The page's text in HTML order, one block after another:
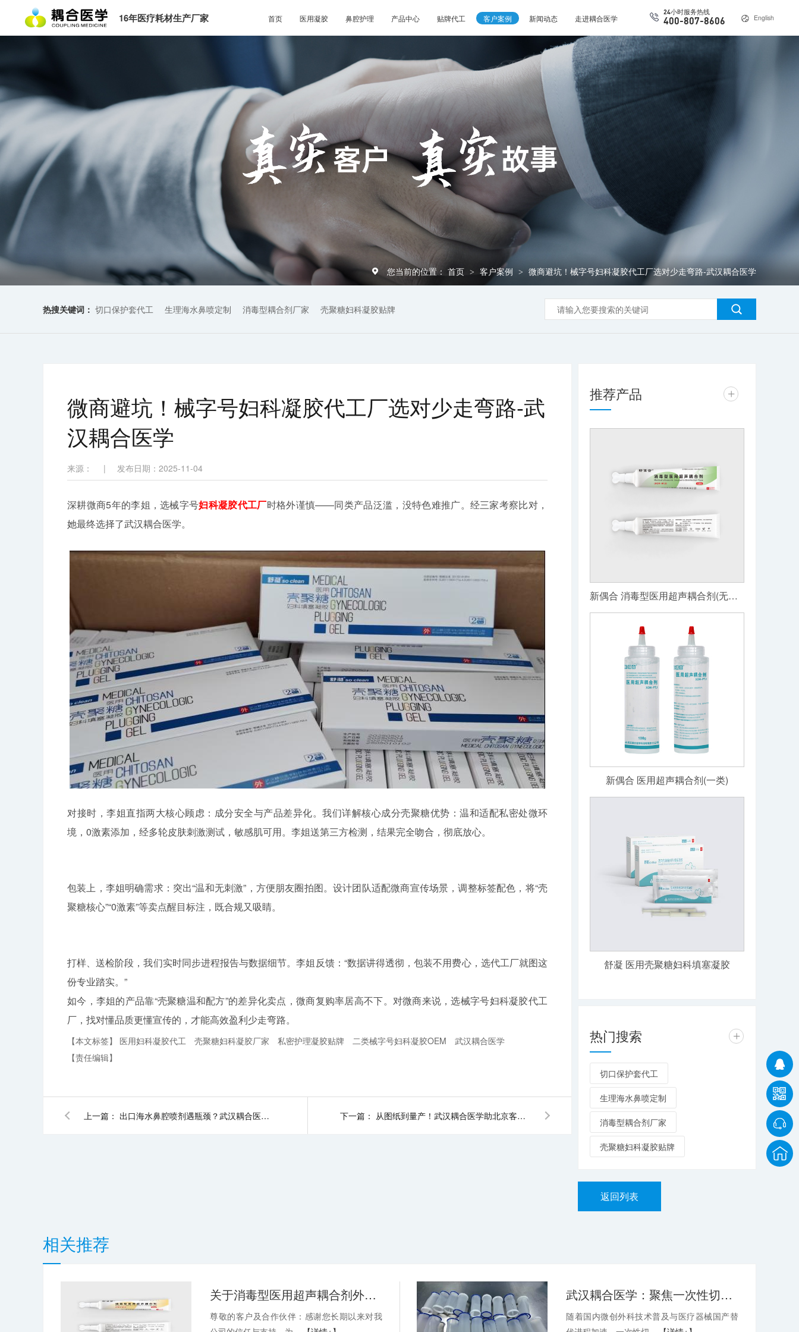
16年医疗耗材生产厂家 English
24小时服务热线
400-807-8606
首页 医用凝胶 鼻腔护理 产品中心 贴牌代工 客户案例 新闻动态 走进耦合医学
您当前的位置： 首页 > 客户案例 > 微商避坑！械字号妇科凝胶代工厂选对少走弯路-武汉耦合医学
热搜关键词： 切口保护套代工 生理海水鼻喷定制 消毒型耦合剂厂家 壳聚糖妇科凝胶贴牌
微商避坑！械字号妇科凝胶代工厂选对少走弯路-武
汉耦合医学
来源： | 发布日期：2025-11-04
深耕微商5年的李姐，选械字号妇科凝胶代工厂时格外谨慎——同类产品泛滥，没特色难推广。经三家考察比对，
她最终选择了武汉耦合医学。
对接时，李姐直指两大核心顾虑：成分安全与产品差异化。我们详解核心成分壳聚糖优势：温和适配私密处微环
境，0激素添加，经多轮皮肤刺激测试，敏感肌可用。李姐送第三方检测，结果完全吻合，彻底放心。
包装上，李姐明确需求：突出“温和无刺激”，方便朋友圈拍图。设计团队适配微商宣传场景，调整标签配色，将“壳
聚糖核心”“0激素”等卖点醒目标注，既合规又吸睛。
打样、送检阶段，我们实时同步进程报告与数据细节。李姐反馈：“数据讲得透彻，包装不用费心，选代工厂就图这
份专业踏实。”
如今，李姐的产品靠“壳聚糖温和配方”的差异化卖点，微商复购率居高不下。对微商来说，选械字号妇科凝胶代工
厂，找对懂品质更懂宣传的，才能高效盈利少走弯路。
【本文标签】 医用妇科凝胶代工 壳聚糖妇科凝胶厂家 私密护理凝胶贴牌 二类械字号妇科凝胶OEM
武汉耦合医学
【责任编辑】
上一篇： 出口海水鼻腔喷剂遇瓶颈？武汉耦合医学破解有方 下一篇： 从图纸到量产！武汉耦合医学助北京客户实现切口牵开固定器降本增效
推荐产品 +
新偶合 消毒型医用超声耦合剂(无菌级)
新偶合 医用超声耦合剂(一类)
舒凝 医用壳聚糖妇科填塞凝胶
热门搜索 +
切口保护套代工
生理海水鼻喷定制
消毒型耦合剂厂家
壳聚糖妇科凝胶贴牌
返回列表
相关推荐
关于消毒型医用超声耦合剂外包装装箱方式变更的通知-武汉耦合医学
尊敬的客户及合作伙伴：感谢您长期以来对我
武汉耦合医学：聚焦一次性切口保护套OEM，深耕微创耗材定制代工领域
随着国内微创外科技术普及与医疗器械国产替